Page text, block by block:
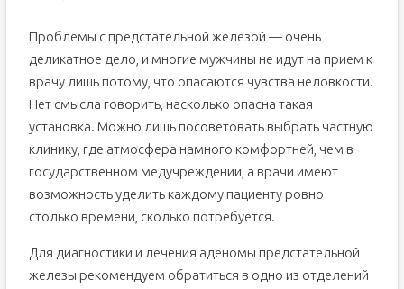
Проблемы с предстательной железой — очень
деликатное дело, и многие мужчины не идут на прием к
врачу лишь потому, что опасаются чувства неловкости.
Нет смысла говорить, насколько опасна такая
установка. Можно лишь посоветовать выбрать частную
клинику, где атмосфера намного комфортней, чем в
государственном медучреждении, а врачи имеют
возможность уделить каждому пациенту ровно
столько времени, сколько потребуется.
Для диагностики и лечения аденомы предстательной
железы рекомендуем обратиться в одно из отделений